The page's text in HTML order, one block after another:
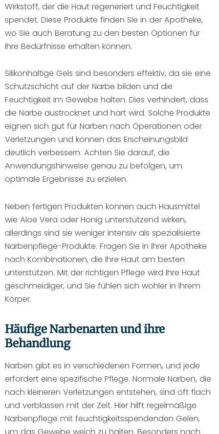
Wirkstoff, der die Haut regeneriert und Feuchtigkeit
spendet. Diese Produkte finden Sie in der Apotheke,
wo Sie auch Beratung zu den besten Optionen für
Ihre Bedürfnisse erhalten können.
Silikonhaltige Gels sind besonders effektiv, da sie eine
Schutzschicht auf der Narbe bilden und die
Feuchtigkeit im Gewebe halten. Dies verhindert, dass
die Narbe austrocknet und hart wird. Solche Produkte
eignen sich gut für Narben nach Operationen oder
Verletzungen und können das Erscheinungsbild
deutlich verbessern. Achten Sie darauf, die
Anwendungshinweise genau zu befolgen, um
optimale Ergebnisse zu erzielen.
Neben fertigen Produkten können auch Hausmittel
wie Aloe Vera oder Honig unterstützend wirken,
allerdings sind sie weniger intensiv als spezialisierte
Narbenpflege-Produkte. Fragen Sie in Ihrer Apotheke
nach Kombinationen, die Ihre Haut am besten
unterstützen. Mit der richtigen Pflege wird Ihre Haut
geschmeidiger, und Sie fühlen sich wohler in Ihrem
Körper.
Häufige Narbenarten und ihre
Behandlung
Narben gibt es in verschiedenen Formen, und jede
erfordert eine spezifische Pflege. Normale Narben, die
nach kleineren Verletzungen entstehen, sind oft flach
und verblassen mit der Zeit. Hier hilft regelmäßige
Narbenpflege mit feuchtigkeitsspendenden Gelen,